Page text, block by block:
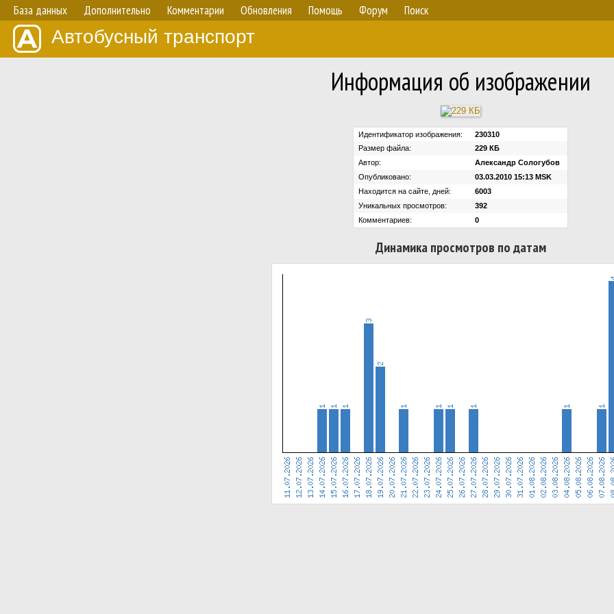
База данных Дополнительно Комментарии Обновления Помощь Форум Поиск
Автобусный транспорт
Информация об изображении
Идентификатор изображения:
230310
Размер файла:
229 КБ
Автор:
Александр Сологубов
Опубликовано:
03.03.2010 15:13 MSK
Находится на сайте, дней:
6003
Уникальных просмотров:
392
Комментариев:
0
Динамика просмотров по датам